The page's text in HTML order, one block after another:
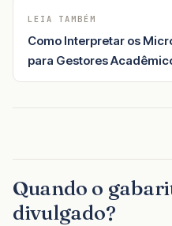
LEIA TAMBÉM
Como Interpretar os
para Gestores
Quando o
divulgado?